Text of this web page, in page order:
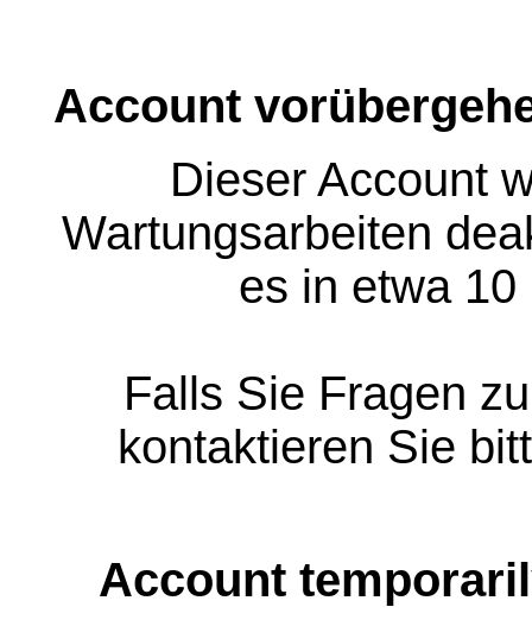
Account
Dieser Account
Wartungsarbeiten
es in etwa
Falls Sie Fragen
kontaktieren Sie
Account